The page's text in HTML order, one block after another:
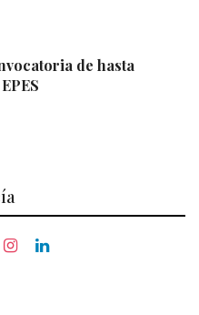
de hasta